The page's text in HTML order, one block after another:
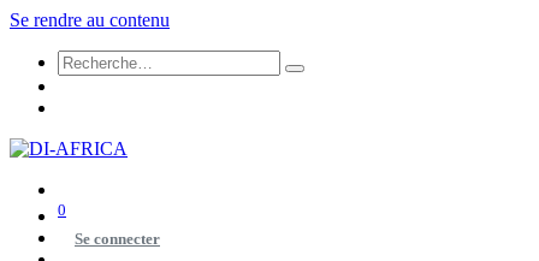
Se rendre au contenu
0
Se connecter